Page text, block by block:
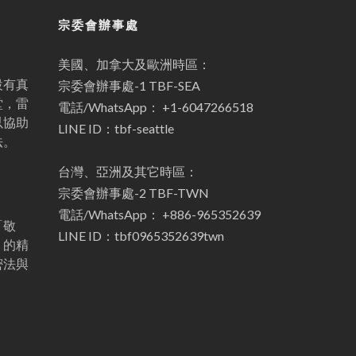
有真
雷
助
的精
法與
宗委會辦事處
美國、加拿大及歐洲時區：
宗委會辦事處-1 TBF-SEA
電話/WhatsApp： +1-6047266518
LINE ID：tbf-seattle
台灣、亞洲及其它時區：
宗委會辦事處-2 TBF-TWN
電話/WhatsApp： +886-965352639
LINE ID：tbf0965352639twn